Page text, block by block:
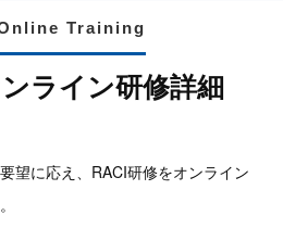
Training
ライン研修詳細
望に応え、RACI研修をオンライン